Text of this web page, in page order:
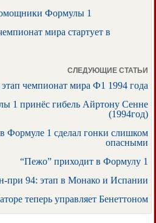
Формулы 1
мира стартует в
СЛЕДУЮЩИЕ СТАТЬИ
чемпионат мира Ф1 1994 года
1 принёс гибель Айртону Сенне
(1994год)
Формуле 1 сделал гонки слишком
опасными
“Пежо” приходит в Формулу 1
при 94: этап в Монако и Испании
теперь управляет Бенеттоном